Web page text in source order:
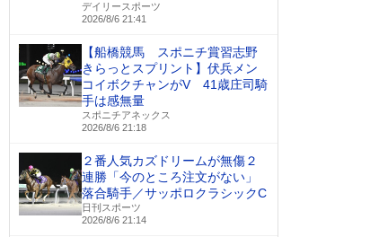
デイリースポーツ
2026/8/6 21:41
【船橋競馬 スポニチ賞習志野
きらっとスプリント】伏兵メン
コイボクチャンがV 41歳庄司騎
手は感無量
スポニチアネックス
2026/8/6 21:18
２番人気カズドリームが無傷２
連勝「今のところ注文がない」
落合騎手／サッポロクラシックC
日刊スポーツ
2026/8/6 21:14